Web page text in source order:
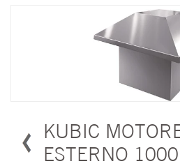
KUBIC
ESTERNO 1000